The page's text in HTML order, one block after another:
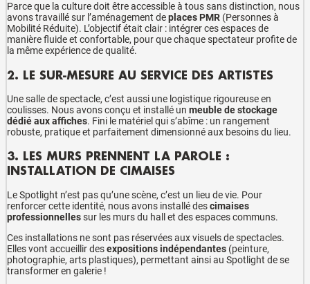
Parce que la culture doit être accessible à tous sans distinction, nous
avons travaillé sur l’aménagement deplaces PMR (Personnes à
Mobilité Réduite). L’objectif était clair : intégrer ces espaces de
manière fluide et confortable, pour que chaque spectateur profite de
la même expérience de qualité.
2. LE SUR-MESURE AU SERVICE DES ARTISTES
Une salle de spectacle, c’est aussi une logistique rigoureuse en
coulisses. Nous avons conçu et installé un meuble de stockage
dédié aux affiches. Fini le matériel qui s’abîme : un rangement
robuste, pratique et parfaitement dimensionné aux besoins du lieu.
3. LES MURS PRENNENT LA PAROLE :
INSTALLATION DE CIMAISES
Le Spotlight n’est pas qu’une scène, c’est un lieu de vie. Pour
renforcer cette identité, nous avons installé descimaises
professionnellessur les murs du hall et des espaces communs.
Ces installations ne sont pas réservées aux visuels de spectacles.
Elles vont accueillir desexpositions indépendantes (peinture,
photographie, arts plastiques), permettant ainsi au Spotlight de se
transformer en galerie !